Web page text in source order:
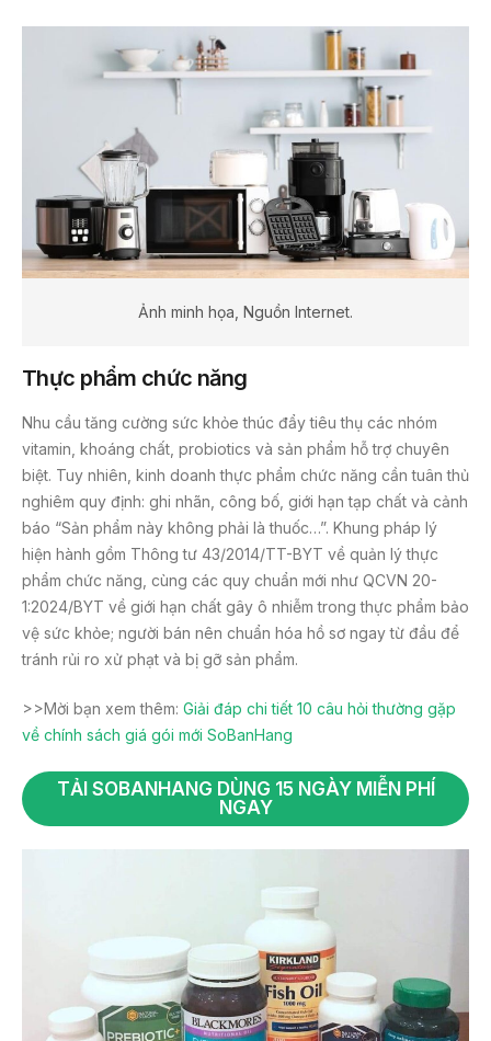
Ảnh minh họa, Nguồn Internet.
Thực phẩm chức năng
Nhu cầu tăng cường sức khỏe thúc đẩy tiêu thụ các nhóm
vitamin, khoáng chất, probiotics và sản phẩm hỗ trợ chuyên
biệt. Tuy nhiên, kinh doanh thực phẩm chức năng cần tuân thủ
nghiêm quy định: ghi nhãn, công bố, giới hạn tạp chất và cảnh
báo “Sản phẩm này không phải là thuốc…”. Khung pháp lý
hiện hành gồm Thông tư 43/2014/TT-BYT về quản lý thực
phẩm chức năng, cùng các quy chuẩn mới như QCVN 20-
1:2024/BYT về giới hạn chất gây ô nhiễm trong thực phẩm bảo
vệ sức khỏe; người bán nên chuẩn hóa hồ sơ ngay từ đầu để
tránh rủi ro xử phạt và bị gỡ sản phẩm.
>>Mời bạn xem thêm: Giải đáp chi tiết 10 câu hỏi thường gặp
về chính sách giá gói mới SoBanHang
TẢI SOBANHANG DÙNG 15 NGÀY MIỄN PHÍ
NGAY